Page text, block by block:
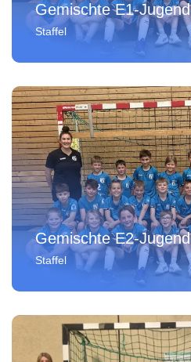
Gemischte E1-Jugend
Staffel
Gemischte E2-Jugend
Staffel